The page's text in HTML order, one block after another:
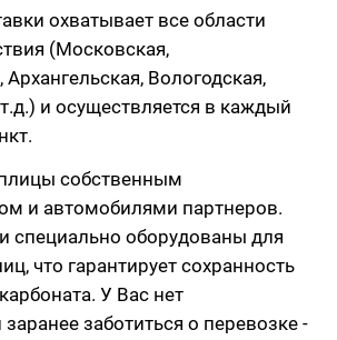
охватывает все области
(Московская,
Вологодская,
и осуществляется в каждый
собственным
и автомобилями партнеров.
специально оборудованы для
что гарантирует сохранность
У Вас нет
заботиться о перевозке -